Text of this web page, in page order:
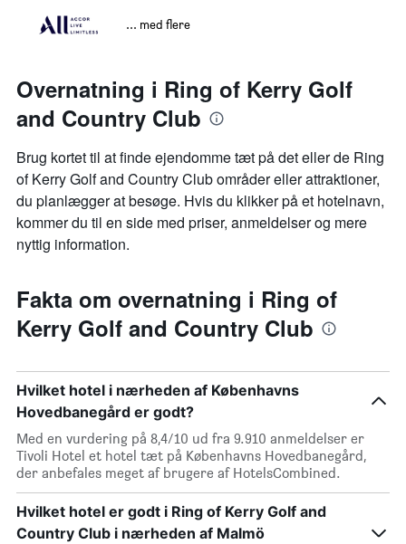
... med flere
Overnatning i Ring of Kerry Golf
and Country Club
Brug kortet til at finde ejendomme tæt på det eller de Ring
of Kerry Golf and Country Club områder eller attraktioner,
du planlægger at besøge. Hvis du klikker på et hotelnavn,
kommer du til en side med priser, anmeldelser og mere
nyttig information.
Fakta om overnatning i Ring of
Kerry Golf and Country Club
Hvilket hotel i nærheden af Københavns
Hovedbanegård er godt?
Med en vurdering på 8,4/10 ud fra 9.910 anmeldelser er
Tivoli Hotel et hotel tæt på Københavns Hovedbanegård,
der anbefales meget af brugere af HotelsCombined.
Hvilket hotel er godt i Ring of Kerry Golf and
Country Club i nærheden af Malmö